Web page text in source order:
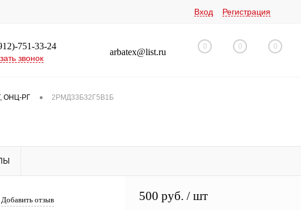
Вход Регистрация
751-33-24
звонок
arbatex@list.ru
0 0 0
ОНЦ-РГ • 2РМД33Б32Г5В1Б
Добавить отзыв 500 руб. / шт